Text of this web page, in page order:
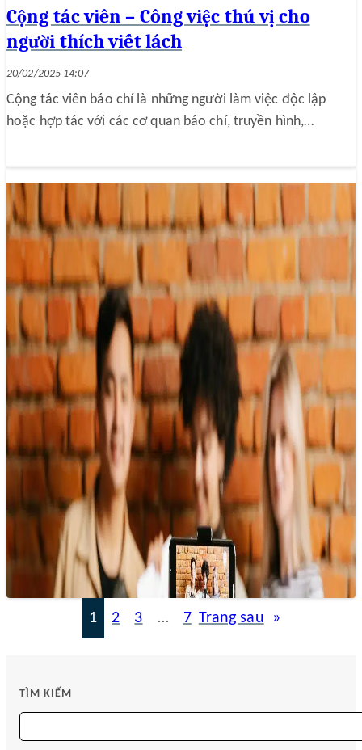
Cộng tác viên – Công việc thú vị cho
người thích viết lách
20/02/2025 14:07
Cộng tác viên báo chí là những người làm việc độc lập
hoặc hợp tác với các cơ quan báo chí, truyền hình,…
Sinh viên làm cộng tác viên báo chí: Cơ
hội và thách thức
20/02/2025 09:48
Việc sử dụng sinh viên làm cộng tác viên không chỉ giúp tòa
soạn có thêm nguồn lực để khai thác thông tin…
1 2 3 … 7 Trang sau »
TÌM KIẾM
S
e